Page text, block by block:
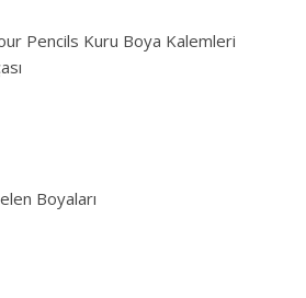
Pencils Kuru Boya Kalemleri
Boyaları